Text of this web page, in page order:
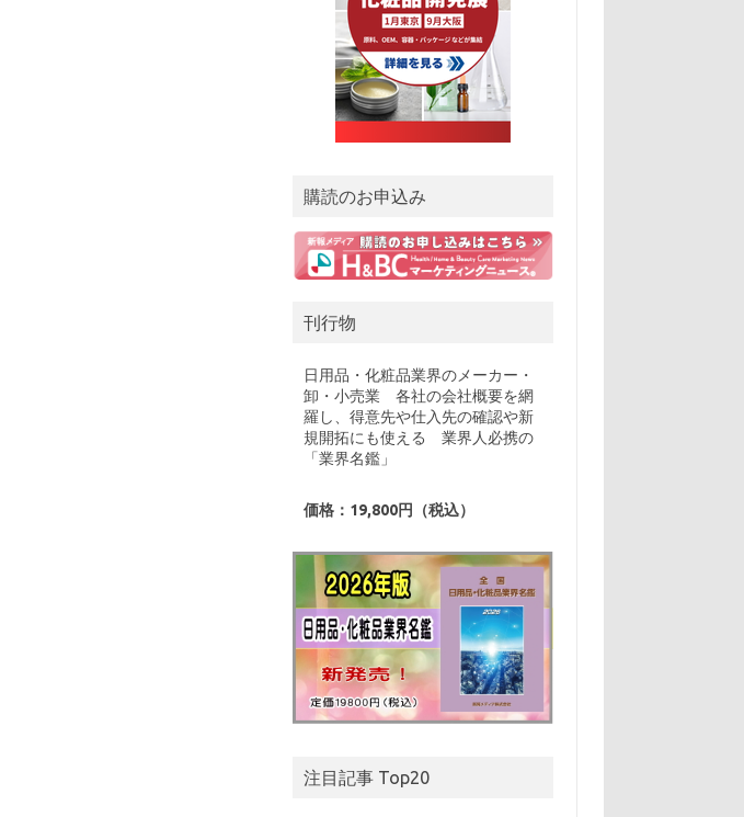
購読のお申込み
刊行物
日用品・化粧品業界のメーカー・
卸・小売業 各社の会社概要を網
羅し、得意先や仕入先の確認や新
規開拓にも使える 業界人必携の
「業界名鑑」
価格：19,800円（税込）
注目記事 Top20